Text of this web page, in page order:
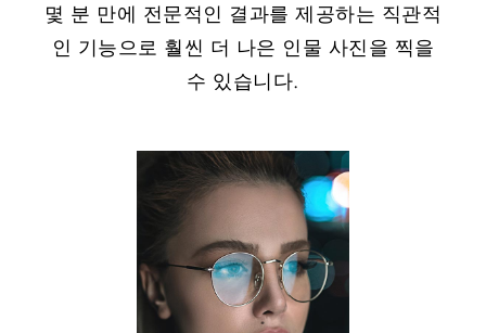
몇 분 만에 전문적인 결과를 제공하는 직관적
인 기능으로 훨씬 더 나은 인물 사진을 찍을
수 있습니다.